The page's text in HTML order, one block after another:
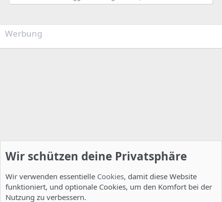
Werbung
Wir schützen deine Privatsphäre
Wir verwenden essentielle Cookies, damit diese Website
funktioniert, und optionale Cookies, um den Komfort bei der
Nutzung zu verbessern.